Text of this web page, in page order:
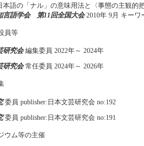
本語の「ナル」の意味用法と〈事態の主観
言語学会 第11回全国大会2010年 9月 キー
員等
研究会編集委員 2022年～ 2024年
研究会常任委員 2024年～ 2026年
委員 publisher:日本文芸研究会 no:192
委員 publisher:日本文芸研究会 no:191
ウム等の主催